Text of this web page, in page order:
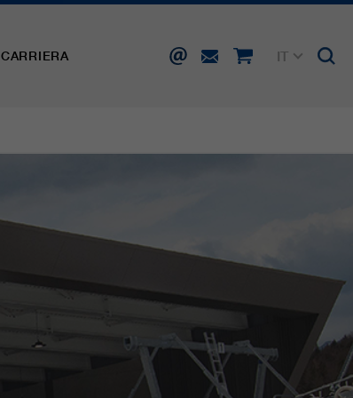
CARRIERA
IT